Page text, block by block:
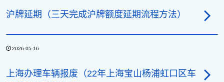
沪牌延期（三天完成沪牌额度延期流程方法）
2026-05-16
上海办理车辆报废（22年上海宝山杨浦虹口区车